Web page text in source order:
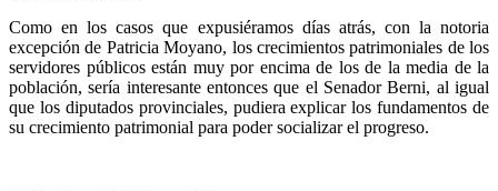
Como en los casos que expusiéramos días atrás, con la notoria
excepción de Patricia Moyano, los crecimientos patrimoniales de los
servidores públicos están muy por encima de los de la media de la
población, sería interesante entonces que el Senador Berni, al igual
que los diputados provinciales, pudiera explicar los fundamentos de
su crecimiento patrimonial para poder socializar el progreso.